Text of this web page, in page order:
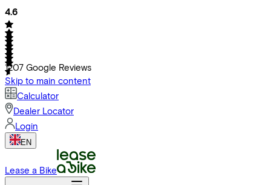
4.6
1207 Google Reviews
Skip to main content
Calculator
Dealer Locator
Login
EN
Lease a Bike